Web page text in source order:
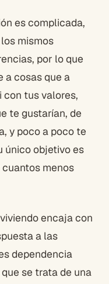
es complicada,
mismos
por lo que
a cosas que a
con tus valores,
te gustarían, de
y poco a poco te
único objetivo es
menos
encaja con
a las
dependencia
se trata de una